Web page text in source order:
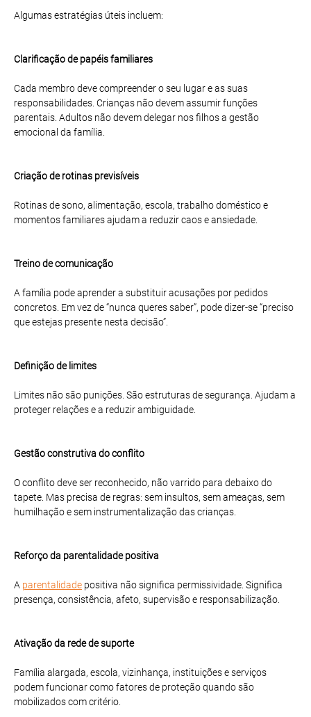
Algumas estratégias úteis incluem:
Clarificação de papéis familiares
Cada membro deve compreender o seu lugar e as suas
responsabilidades. Crianças não devem assumir funções
parentais. Adultos não devem delegar nos filhos a gestão
emocional da família.
Criação de rotinas previsíveis
Rotinas de sono, alimentação, escola, trabalho doméstico e
momentos familiares ajudam a reduzir caos e ansiedade.
Treino de comunicação
A família pode aprender a substituir acusações por pedidos
concretos. Em vez de “nunca queres saber”, pode dizer-se “preciso
que estejas presente nesta decisão”.
Definição de limites
Limites não são punições. São estruturas de segurança. Ajudam a
proteger relações e a reduzir ambiguidade.
Gestão construtiva do conflito
O conflito deve ser reconhecido, não varrido para debaixo do
tapete. Mas precisa de regras: sem insultos, sem ameaças, sem
humilhação e sem instrumentalização das crianças.
Reforço da parentalidade positiva
A parentalidade positiva não significa permissividade. Significa
presença, consistência, afeto, supervisão e responsabilização.
Ativação da rede de suporte
Família alargada, escola, vizinhança, instituições e serviços
podem funcionar como fatores de proteção quando são
mobilizados com critério.